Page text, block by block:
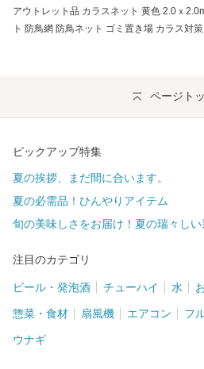
アウトレット品 カラスネット 黄色 2.0ｘ
ト 防鳥網 防鳥ネット ゴミ置き場 カラス対
ページト
ピックアップ特集
夏の挨拶、まだ間に合います。
夏の必需品！ひんやりアイテム
旬の美味しさをお届け！夏の瑞々しい
注目のカテゴリ
ビール・発泡酒 チューハイ 水
惣菜・食材 扇風機 エアコン フ
ウナギ